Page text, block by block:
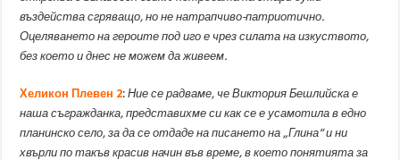
въздейства сгряващо, но не натрапчиво-патриотично.
Оцеляването на героите под иго е чрез силата на изкуството,
без което и днес не можем да живеем.
Хеликон Плевен 2:Ние се радваме, че Виктория Бешлийска е
наша съгражданка, представихме си как се е усамотила в едно
планинско село, за да се отдаде на писането на „Глина“ и ни
хвърли по такъв красив начин във време, в което понятията за